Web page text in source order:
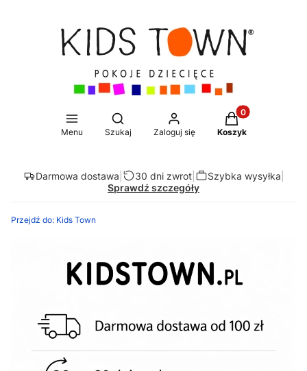
Menu
Otwórz wyszukiwarkę
Szukaj Zaloguj się
Produkty w
Koszyk
Darmowa dostawa 30 dni zwrot| Szybka wysyłka
Sprawdź szczegóły
Przejdź do: Kids Town